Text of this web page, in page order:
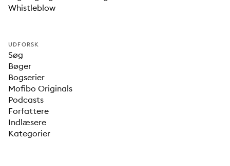
Whistleblow
UDFORSK
Søg
Bøger
Bogserier
Mofibo Originals
Podcasts
Forfattere
Indlæsere
Kategorier